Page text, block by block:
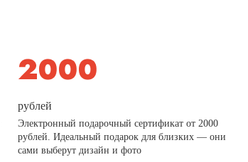
рублей
Электронный подарочный сертификат от 2000
рублей. Идеальный подарок для близких — они
сами выберут дизайн и фото